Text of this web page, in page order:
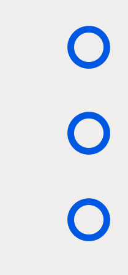
〇
〇
〇